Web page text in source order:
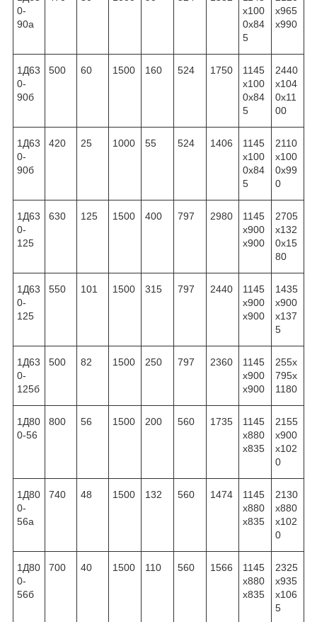
0-
90а
x100
0x84
5
x965
x990
1Д63
0-
90б
500 60 1500 160 524 1750
1145
x100
0x84
5
2440
x104
0x11
00
1Д63
0-
90б
420 25 1000 55 524 1406
1145
x100
0x84
5
2110
x100
0x99
0
1Д63
0-
125
630 125 1500 400 797 2980
1145
x900
x900
2705
x132
0x15
80
1Д63
0-
125
550 101 1500 315 797 2440
1145
x900
x900
1435
x900
x137
5
1Д63
0-
125б
500 82 1500 250 797 2360
1145
x900
x900
255x
795x
1180
1Д80
0-56
800 56 1500 200 560 1735
1145
x880
x835
2155
x900
x102
0
1Д80
0-
56а
740 48 1500 132 560 1474
1145
x880
x835
2130
x880
x102
0
1Д80
0-
56б
700 40 1500 110 560 1566
1145
x880
x835
2325
x935
x106
5